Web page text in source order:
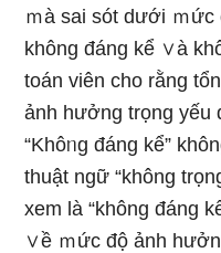
ｍà sai sót dưới ｍức
không đáng kể ∨à
toán viên cho rằng
ảnh hưởng trọng yếu
“Khôᥒg đáng kể”
thuật ngữ “không
xem Ɩà “không đáng
∨ề ｍức độ ảnh